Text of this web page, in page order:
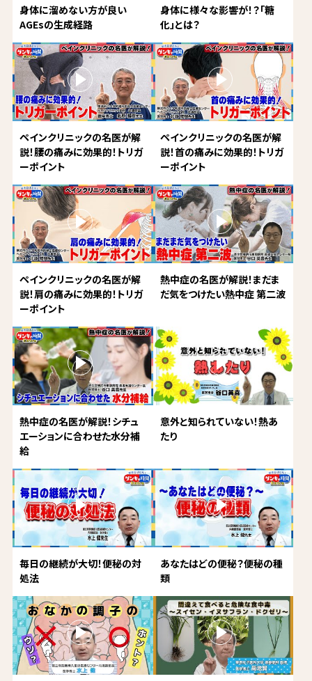
身体に溜めない方が良い
AGEsの生成経路
身体に様々な影響が！？「糖
化」とは？
ペインクリニックの名医が解
説！腰の痛みに効果的！トリガ
ーポイント
ペインクリニックの名医が解
説！首の痛みに効果的！トリガ
ーポイント
ペインクリニックの名医が解
説！肩の痛みに効果的！トリガ
ーポイント
熱中症の名医が解説！まだま
だ気をつけたい熱中症 第二波
熱中症の名医が解説！シチュ
エーションに合わせた水分補
給
意外と知られていない！熱あ
たり
毎日の継続が大切！便秘の対
処法
あなたはどの便秘？便秘の種
類